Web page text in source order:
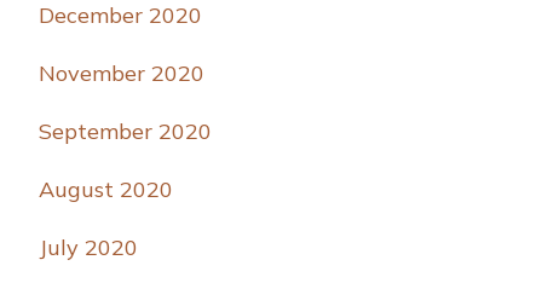
December 2020
November 2020
September 2020
August 2020
July 2020